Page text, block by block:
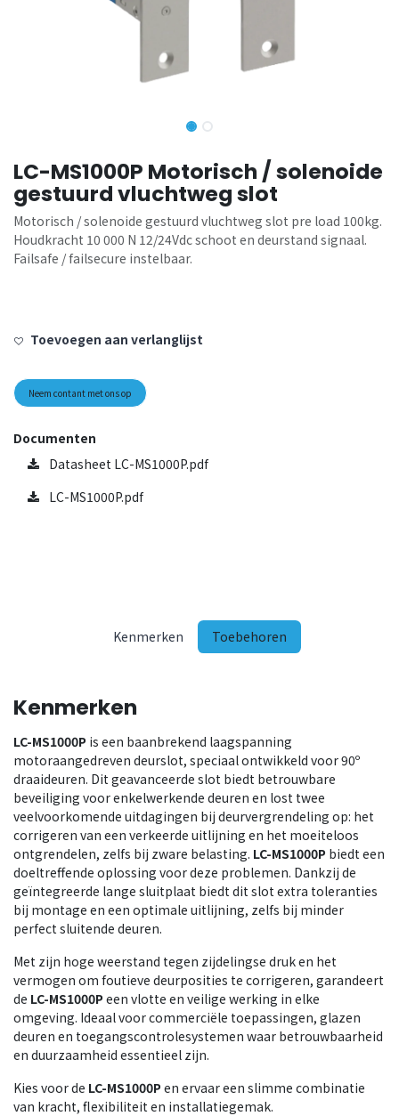
LC-MS1000P Motorisch / solenoide
gestuurd vluchtweg slot
Motorisch / solenoide gestuurd vluchtweg slot pre load 100kg.
Houdkracht 10 000 N 12/24Vdc schoot en deurstand signaal.
Failsafe / failsecure instelbaar.
Toevoegen aan verlanglijst
Neem contant met ons op
Documenten
Datasheet LC-MS1000P.pdf
LC-MS1000P.pdf
Kenmerken Toebehoren
Kenmerken
LC-MS1000P is een baanbrekend laagspanning
motoraangedreven deurslot, speciaal ontwikkeld voor 90º
draaideuren. Dit geavanceerde slot biedt betrouwbare
beveiliging voor enkelwerkende deuren en lost twee
veelvoorkomende uitdagingen bij deurvergrendeling op: het
corrigeren van een verkeerde uitlijning en het moeiteloos
ontgrendelen, zelfs bij zware belasting. LC-MS1000P biedt een
doeltreffende oplossing voor deze problemen. Dankzij de
geïntegreerde lange sluitplaat biedt dit slot extra toleranties
bij montage en een optimale uitlijning, zelfs bij minder
perfect sluitende deuren.
Met zijn hoge weerstand tegen zijdelingse druk en het
vermogen om foutieve deurposities te corrigeren, garandeert
de LC-MS1000P een vlotte en veilige werking in elke
omgeving. Ideaal voor commerciële toepassingen, glazen
deuren en toegangscontrolesystemen waar betrouwbaarheid
en duurzaamheid essentieel zijn.
Kies voor de LC-MS1000P en ervaar een slimme combinatie
van kracht, flexibiliteit en installatiegemak.